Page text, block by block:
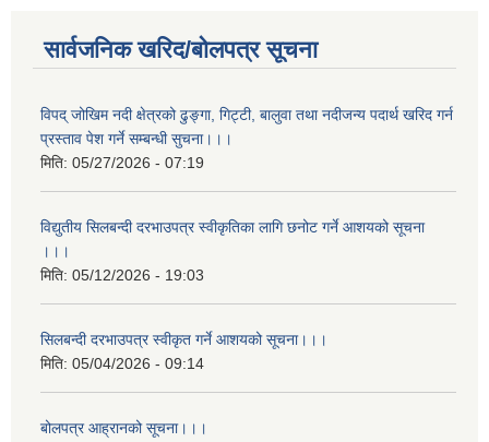
सार्वजनिक खरिद/बोलपत्र सूचना
विपद् जोखिम नदी क्षेत्रको ढुङ्गा, गिट्टी, बालुवा तथा नदीजन्य पदार्थ खरिद गर्न
प्रस्ताव पेश गर्ने सम्बन्धी सुचना।।।
मिति: 05/27/2026 - 07:19
विद्युतीय सिलबन्दी दरभाउपत्र स्वीकृतिका लागि छनोट गर्ने आशयको सूचना
।।।
मिति: 05/12/2026 - 19:03
सिलबन्दी दरभाउपत्र स्वीकृत गर्ने आशयको सूचना।।।
मिति: 05/04/2026 - 09:14
बोलपत्र आह्रानको सूचना।।।